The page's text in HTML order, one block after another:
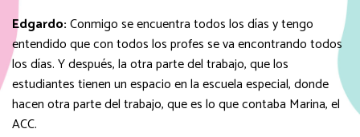
Edgardo:Conmigo se encuentra todos los días y tengo
entendido que con todos los profes se va encontrando todos
los días. Y después, la otra parte del trabajo, que los
estudiantes tienen un espacio en la escuela especial, donde
hacen otra parte del trabajo, que es lo que contaba Marina, el
ACC.